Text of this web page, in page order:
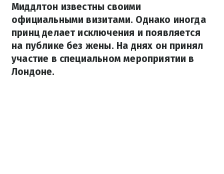
Миддлтон известны своими
официальными визитами. Однако иногда
принц делает исключения и появляется
на публике без жены. На днях он принял
участие в специальном мероприятии в
Лондоне.